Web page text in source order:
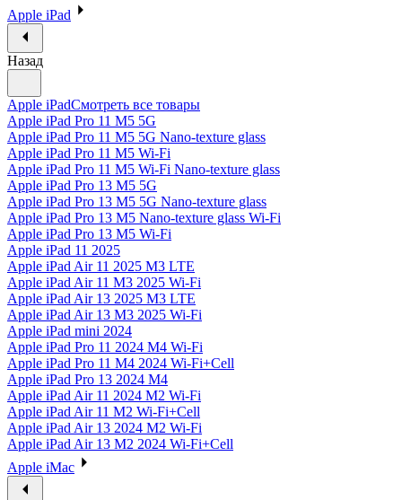
Apple iPad
Назад
Apple iPadСмотреть все товары
Apple iPad Pro 11 M5 5G
Apple iPad Pro 11 M5 5G Nano-texture glass
Apple iPad Pro 11 M5 Wi-Fi
Apple iPad Pro 11 M5 Wi-Fi Nano-texture glass
Apple iPad Pro 13 M5 5G
Apple iPad Pro 13 M5 5G Nano-texture glass
Apple iPad Pro 13 M5 Nano-texture glass Wi-Fi
Apple iPad Pro 13 M5 Wi-Fi
Apple iPad 11 2025
Apple iPad Air 11 2025 M3 LTE
Apple iPad Air 11 M3 2025 Wi-Fi
Apple iPad Air 13 2025 M3 LTE
Apple iPad Air 13 M3 2025 Wi-Fi
Apple iPad mini 2024
Apple iPad Pro 11 2024 M4 Wi-Fi
Apple iPad Pro 11 M4 2024 Wi-Fi+Cell
Apple iPad Pro 13 2024 M4
Apple iPad Air 11 2024 M2 Wi-Fi
Apple iPad Air 11 M2 Wi-Fi+Cell
Apple iPad Air 13 2024 M2 Wi-Fi
Apple iPad Air 13 M2 2024 Wi-Fi+Cell
Apple iMac